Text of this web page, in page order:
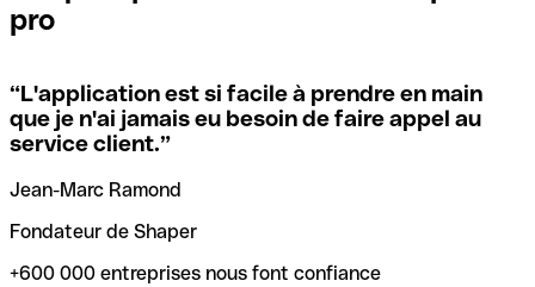
locales.
Si vous n'êtes pas sûr du code SWIFT que vous devriez
utiliser, nous avons développé un outil de recherche de
codes SWIFT par nom de banque.
vérification/recherche de codes SWIFT. Ainsi, vous pouvez
trouver et vérifier vos codes SWIFT avant de réaliser vos
transferts d’argent.
pro
“L'application est si facile à prendre en main
que je n'ai jamais eu besoin de faire appel au
service client.”
Jean-Marc Ramond
Fondateur de Shaper
+600 000 entreprises nous font confiance